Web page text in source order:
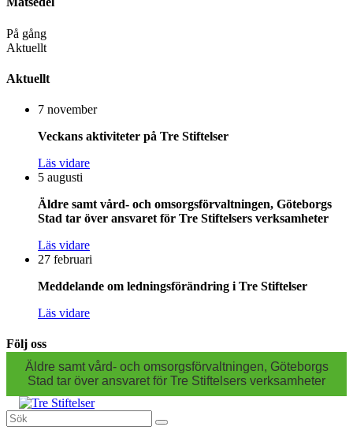
På gång
Aktuellt
Aktuellt
7 november
Veckans aktiviteter på Tre Stiftelser
Läs vidare
5 augusti
Äldre samt vård- och omsorgsförvaltningen, Göteborgs
Stad tar över ansvaret för Tre Stiftelsers verksamheter
Läs vidare
27 februari
Meddelande om ledningsförändring i Tre Stiftelser
Läs vidare
Följ oss
Äldre samt vård- och omsorgsförvaltningen, Göteborgs
Stad tar över ansvaret för Tre Stiftelsers verksamheter
Sök
efter: